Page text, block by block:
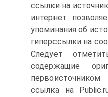
ссылки на
интернет
упоминания об
гиперссылки на
Следует
содержащие
ссылка на